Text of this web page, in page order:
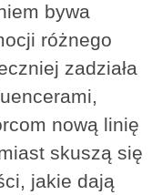
bywa
różnego
zadziała
nową linię
skuszą się
jakie dają